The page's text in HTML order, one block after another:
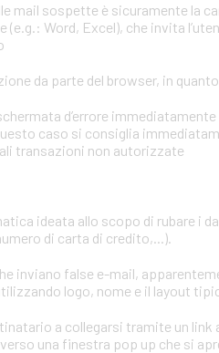
mail sospette è sicuramente
Word, Excel), che invita
da parte del browser, in
d’errore
caso si consiglia
transazioni non autorizzate
ideata allo scopo di rubare i
di carta di credito,...).
inviano false e-mail,
logo, nome e il layout
a collegarsi tramite un
una finestra pop up che si